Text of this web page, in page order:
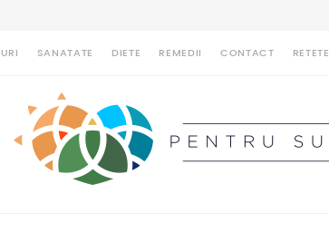
SANATATE DIETE REMEDII CONTACT RETETE